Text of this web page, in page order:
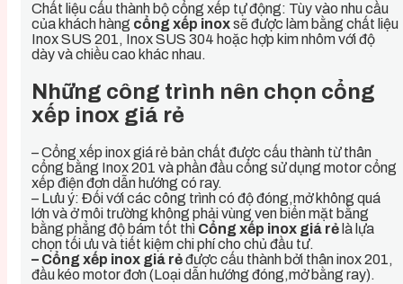
Chất liệu cấu thành bộ cổng xếp tự động: Tùy vào nhu cầu
của khách hàng cổng xếp inoxsẽ được làm bằng chất liệu
Inox SUS 201, Inox SUS 304 hoặc hợp kim nhôm với độ
dày và chiều cao khác nhau.
Những công trình nên chọn cổng
xếp inox giá rẻ
– Cổng xếp inox giá rẻ bản chất được cấu thành từ thân
cổng bằng Inox 201 và phần đầu cổng sử dụng motor cổng
xếp điện đơn dẫn hướng có ray.
– Lưu ý: Đối với các công trình có độ đóng,mở không quá
lớn và ở môi trường không phải vùng ven biển mặt bằng
bằng phẳng độ bám tốt thì Cổng xếp inox giá rẻ là lựa
chọn tối ưu và tiết kiệm chi phí cho chủ đầu tư.
– Cổng xếp inox giá rẻđược cấu thành bởi thân inox 201,
đầu kéo motor đơn (Loại dẫn hướng đóng,mở bằng ray).